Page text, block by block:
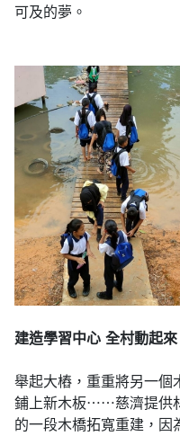
可及的夢。
建造學習中心 全村動起來
舉起大樁，重重將另一個
鋪上新木板⋯⋯慈濟提供
的一段木橋拓寬重建，因